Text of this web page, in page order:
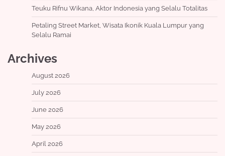
Teuku Rifnu Wikana, Aktor Indonesia yang Selalu Totalitas
Petaling Street Market, Wisata Ikonik Kuala Lumpur yang
Selalu Ramai
Archives
August 2026
July 2026
June 2026
May 2026
April 2026